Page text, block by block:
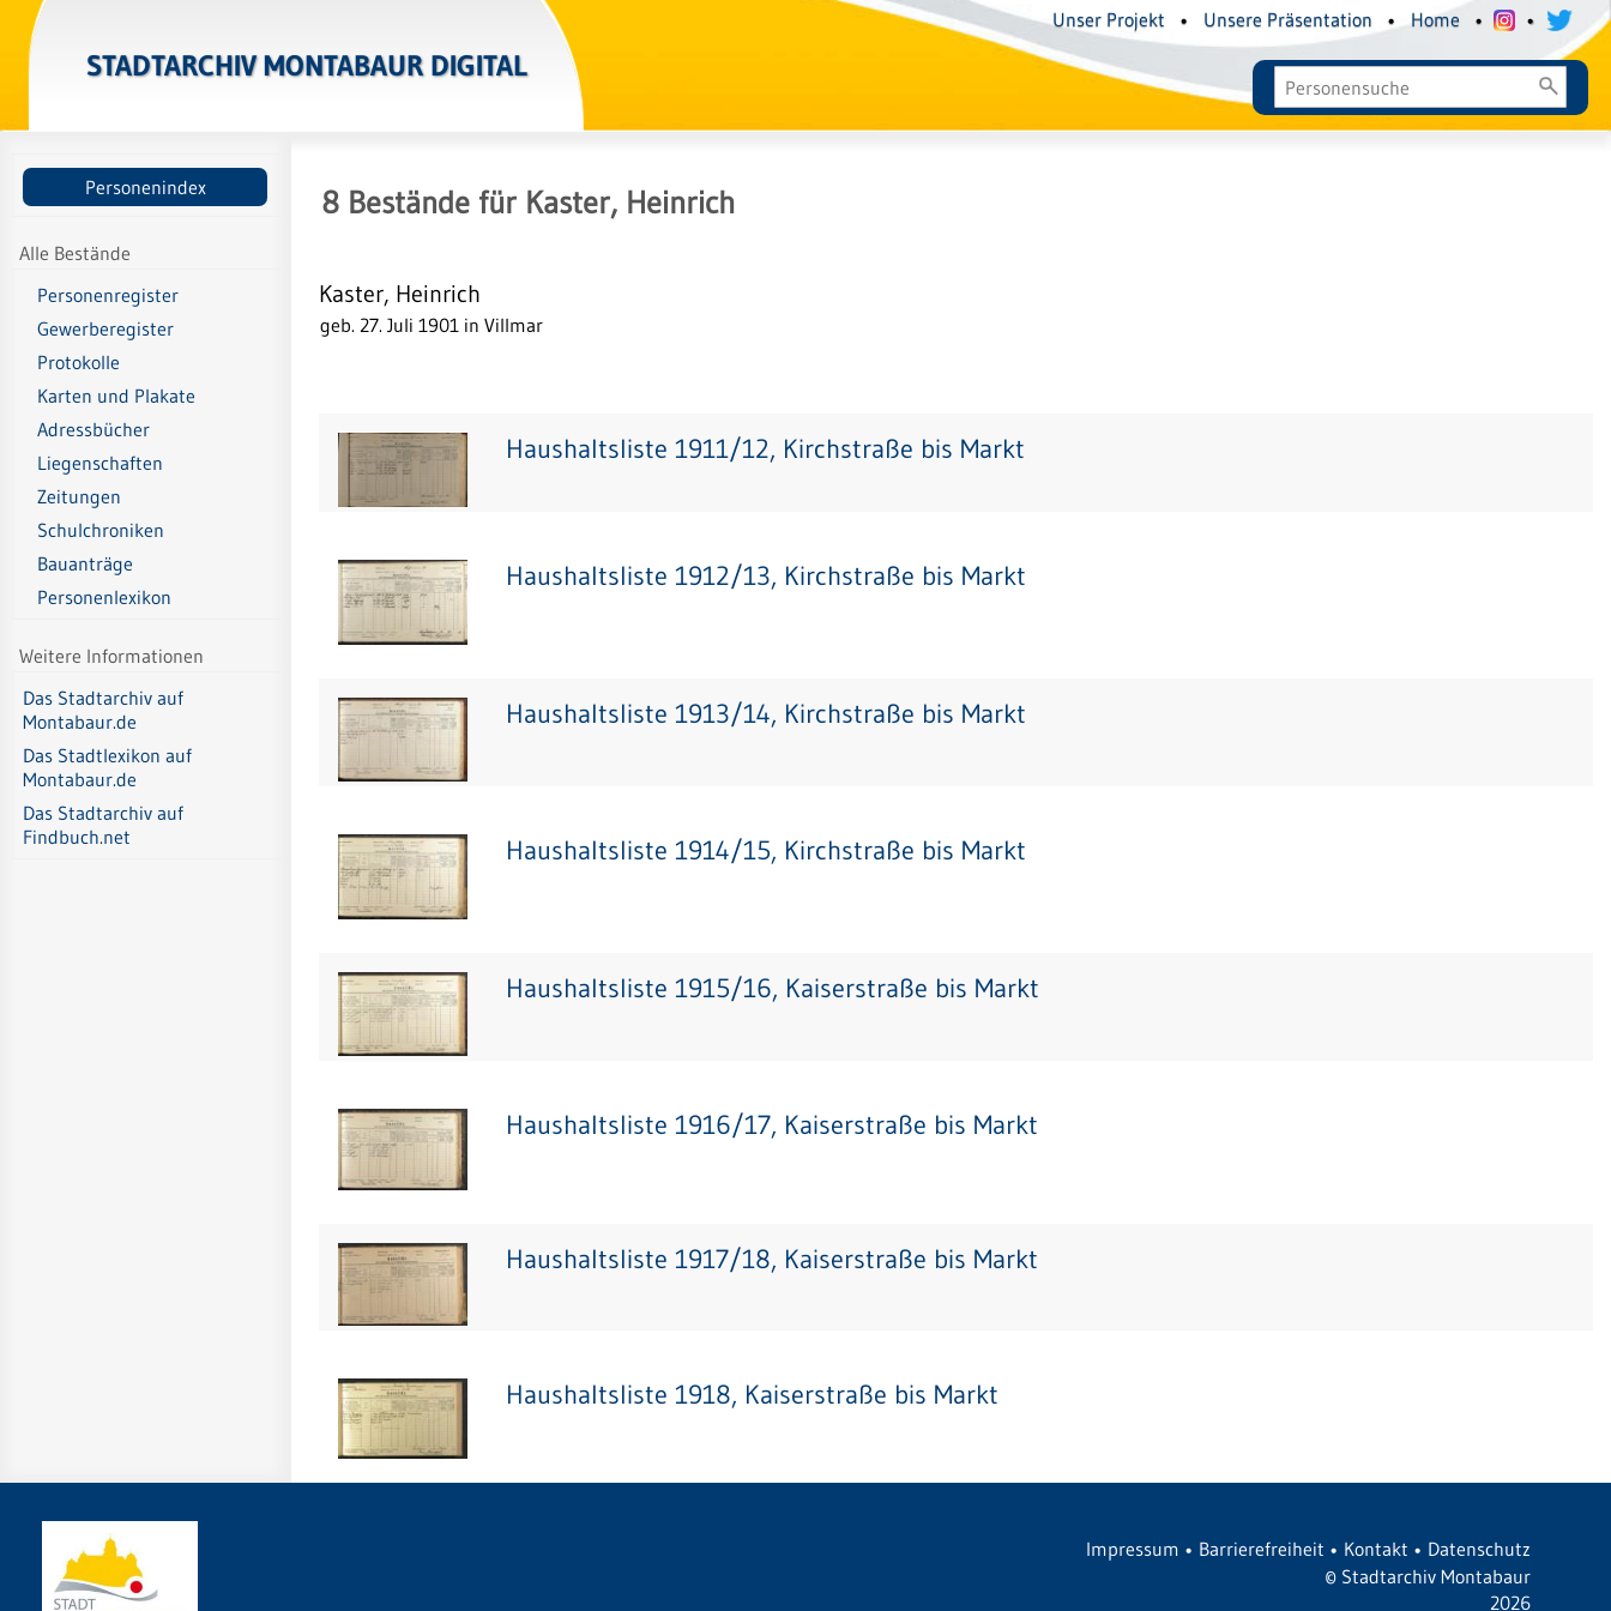
STADTARCHIV MONTABAUR DIGITAL
Unser Projekt • Unsere Präsentation • Home • •
Personenindex
Alle Bestände
Personenregister
Gewerberegister
Protokolle
Karten und Plakate
Adressbücher
Liegenschaften
Zeitungen
Schulchroniken
Bauanträge
Personenlexikon
Weitere Informationen
Das Stadtarchiv auf
Montabaur.de
Das Stadtlexikon auf
Montabaur.de
Das Stadtarchiv auf
Findbuch.net
8 Bestände für Kaster, Heinrich
Kaster, Heinrich
geb. 27. Juli 1901 in Villmar
Haushaltsliste 1911/12, Kirchstraße bis Markt
Haushaltsliste 1912/13, Kirchstraße bis Markt
Haushaltsliste 1913/14, Kirchstraße bis Markt
Haushaltsliste 1914/15, Kirchstraße bis Markt
Haushaltsliste 1915/16, Kaiserstraße bis Markt
Haushaltsliste 1916/17, Kaiserstraße bis Markt
Haushaltsliste 1917/18, Kaiserstraße bis Markt
Haushaltsliste 1918, Kaiserstraße bis Markt
Impressum • Barrierefreiheit • Kontakt • Datenschutz
© Stadtarchiv Montabaur
2026